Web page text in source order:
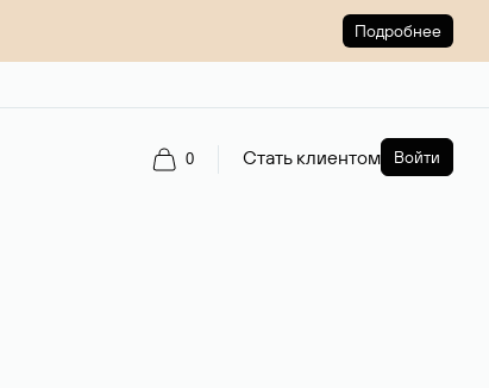
Подробнее
0 Стать клиентом Войти